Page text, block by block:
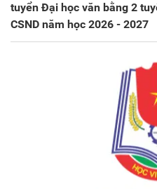
tuyển Đại học văn bằng 2
CSND năm học 2026 - 2027